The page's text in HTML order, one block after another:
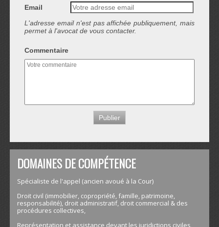
Email
L'adresse email n'est pas affichée publiquement, mais
permet à l'avocat de vous contacter.
Commentaire
DOMAINES DE COMPÉTENCE
Spécialiste de l'appel (ancien avoué à la Cour)
Droit civil (immobilier, copropriété, famille, patrimoine,
responsabilité), droit administratif, droit commercial & des
procédures collectives,
Représentation et assistance devant les juridictions civiles,